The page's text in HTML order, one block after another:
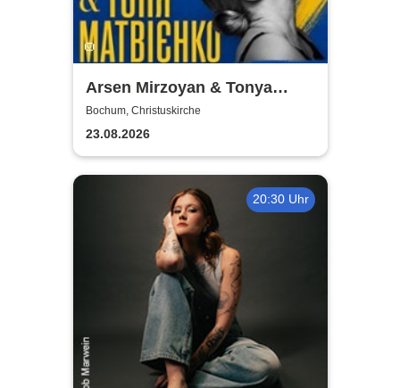
Arsen Mirzoyan & Tonya
Matvienko - Benefizkonzert
Bochum, Christuskirche
23.08.2026
20:30 Uhr